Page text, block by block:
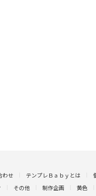
わせ テンプレＢａｂｙとは
その他 制作企画 黄色